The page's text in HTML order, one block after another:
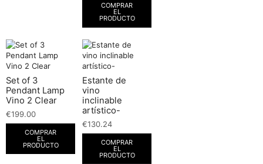
COMPRAR
EL
PRODUCTO
Set of 3
Pendant Lamp
Vino 2 Clear
€199.00
COMPRAR
EL
PRODUCTO
Estante de
vino
inclinable
artístico-
€130.24
COMPRAR
EL
PRODUCTO